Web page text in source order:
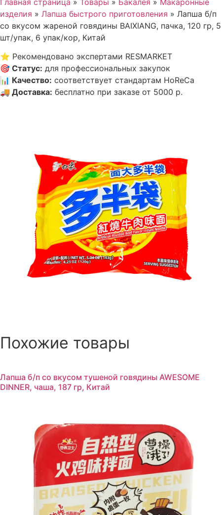
изделия » Лапша быстрого приготовления » Лапша б/п
со вкусом жареной говядины BAIXIANG, пачка, 120 гр, 5
шт/упак, 6 упак/кор, Китай
⭐ Рекомендовано экспертами RESMARKET
🎯 Статус: для профессиональных закупок
📊 Качество: соответствует стандартам HoReCa
🚚 Доставка: бесплатно при заказе от 5000 р.
Похожие товары
Лапша б/п со вкусом тушеной говядины AWESOME
DINNER, чаша, 187 гр, Китай